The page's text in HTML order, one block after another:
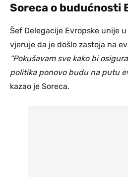
Soreca o budućnosti
Šef Delegacije Evropske unije u
vjeruje da je došlo zastoja na
“Pokušavam sve kako bi
politika ponovo budu na putu
kazao je Soreca.